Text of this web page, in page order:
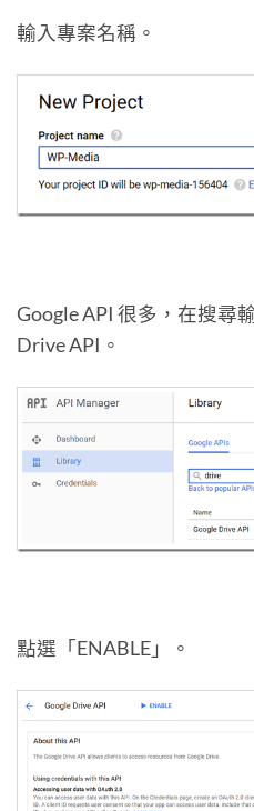
輸入專案名稱。
Google API 很多，在搜尋
Drive API。
點選「ENABLE」。